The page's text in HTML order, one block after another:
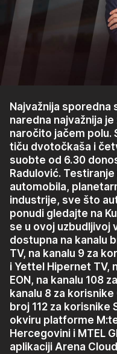
Najvažnija sporedna
naredna najvažnija
naročito jačem polu.
tiču dvotočkaša i
suobte od 6.30
Radulović.
automobila,
industrije, sve što
ponudi gledajte na
se u ovoj uzbudljivoj
dostupna na kanalu
TV, na kanalu 9 za
i Yettel Hipernet TV,
EON, na kanalu 108
kanalu 8 za
broj 112 za
okviru platforme
Hercegovini i MTEL
aplikaciji Arena